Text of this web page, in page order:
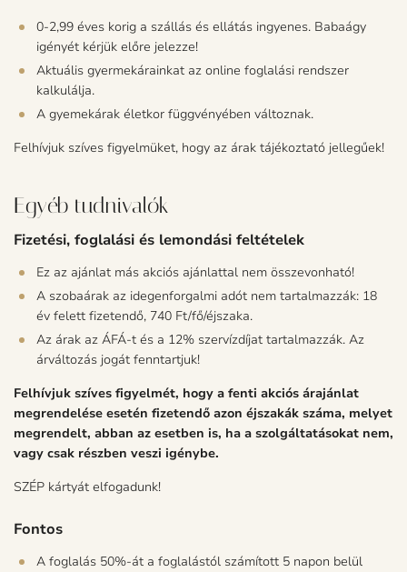
0-2,99 éves korig a szállás és ellátás ingyenes. Babaágy
igényét kérjük előre jelezze!
Aktuális gyermekárainkat az online foglalási rendszer
kalkulálja.
A gyemekárak életkor függvényében változnak.
Felhívjuk szíves figyelmüket, hogy az árak tájékoztató jellegűek!
Egyéb tudnivalók
Fizetési, foglalási és lemondási feltételek
Ez az ajánlat más akciós ajánlattal nem összevonható!
A szobaárak az idegenforgalmi adót nem tartalmazzák: 18
év felett fizetendő, 740 Ft/fő/éjszaka.
Az árak az ÁFÁ-t és a 12% szervízdíjat tartalmazzák. Az
árváltozás jogát fenntartjuk!
Felhívjuk szíves figyelmét, hogy a fenti akciós árajánlat
megrendelése esetén fizetendő azon éjszakák száma, melyet
megrendelt, abban az esetben is, ha a szolgáltatásokat nem,
vagy csak részben veszi igénybe.
SZÉP kártyát elfogadunk!
Fontos
A foglalás 50%-át a foglalástól számított 5 napon belül